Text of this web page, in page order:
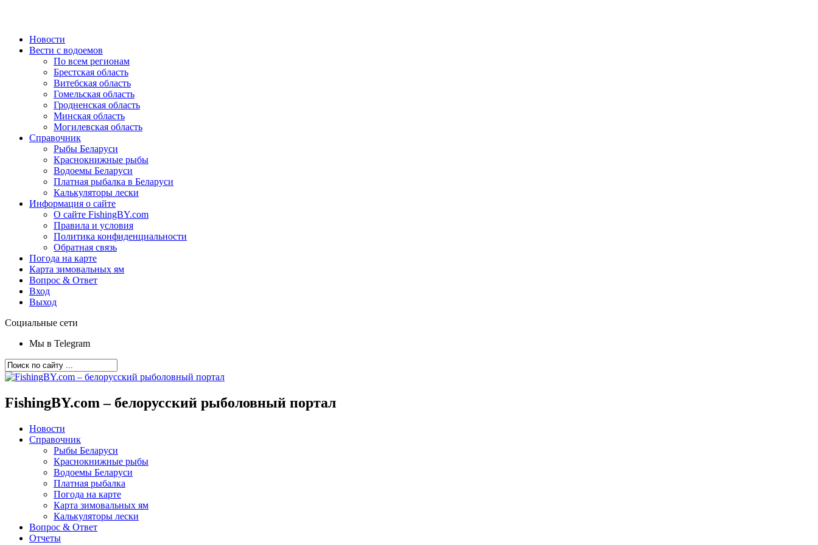
Новости
Вести с водоемов
По всем регионам
Брестская область
Витебская область
Гомельская область
Гродненская область
Минская область
Могилевская область
Справочник
Рыбы Беларуси
Краснокнижные рыбы
Водоемы Беларуси
Платная рыбалка в Беларуси
Калькуляторы лески
Информация о сайте
О сайте FishingBY.com
Правила и условия
Политика конфиденциальности
Обратная связь
Погода на карте
Карта зимовальных ям
Вопрос & Ответ
Вход
Выход
Социальные сети
Мы в Telegram
FishingBY.com – белорусский рыболовный портал
Новости
Справочник
Рыбы Беларуси
Краснокнижные рыбы
Водоемы Беларуси
Платная рыбалка
Погода на карте
Карта зимовальных ям
Калькуляторы лески
Вопрос & Ответ
Отчеты